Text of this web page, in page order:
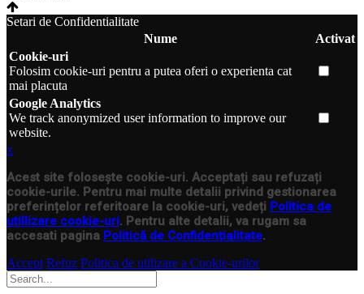
Setari de Confidentialitate
Nume
Activat
Cookie-uri
Folosim cookie-uri pentru a putea oferi o experienta cat
mai placuta
Google Analytics
We track anonymized user information to improve our
website.
x
Acest site folosește cookie-uri. Acceptați sau refuzați
cookie-urile. Pentru mai multe detalii privind gestionarea
preferințelor referitoare la cookie-uri, vedeți Politica de
utillizare cookie-uri. Pentru alte detalii, va rugam sa
accesati pagina Politică de Confidențialitate.
Accept Refuz Politica de utilizare a Cookie-urilor